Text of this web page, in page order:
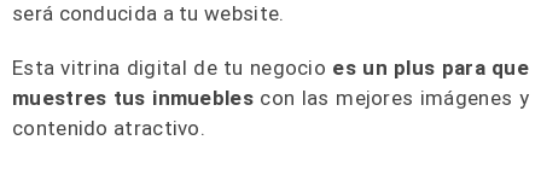
será conducida a tu website.
Esta vitrina digital de tu negocio es un plus para que
muestres tus inmuebles con las mejores imágenes y
contenido atractivo.